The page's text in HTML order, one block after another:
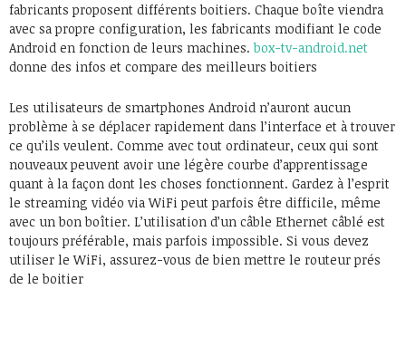
fabricants proposent différents boitiers. Chaque boîte viendra
avec sa propre configuration, les fabricants modifiant le code
Android en fonction de leurs machines.box-tv-android.net
donne des infos et compare des meilleurs boitiers
Les utilisateurs de smartphones Android n’auront aucun
problème à se déplacer rapidement dans l’interface et à trouver
ce qu’ils veulent. Comme avec tout ordinateur, ceux qui sont
nouveaux peuvent avoir une légère courbe d’apprentissage
quant à la façon dont les choses fonctionnent. Gardez à l’esprit
le streaming vidéo via WiFi peut parfois être difficile, même
avec un bon boîtier. L’utilisation d’un câble Ethernet câblé est
toujours préférable, mais parfois impossible. Si vous devez
utiliser le WiFi, assurez-vous de bien mettre le routeur prés
de le boitier